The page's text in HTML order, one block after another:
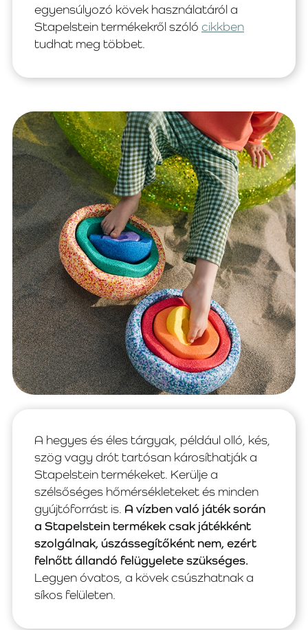
egyensúlyozó kövek használatáról a
Stapelstein termékekről szóló cikkben
tudhat meg többet.
A hegyes és éles tárgyak, például olló, kés,
szög vagy drót tartósan károsíthatják a
Stapelstein termékeket. Kerülje a
szélsőséges hőmérsékleteket és minden
gyújtóforrást is. A vízben való játék során
a Stapelstein termékek csak játékként
szolgálnak, úszássegítőként nem, ezért
felnőtt állandó felügyelete szükséges.
Legyen óvatos, a kövek csúszhatnak a
síkos felületen.